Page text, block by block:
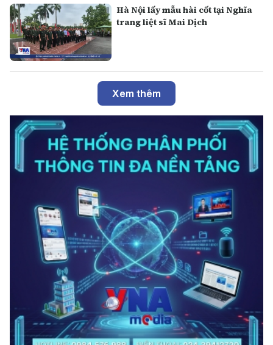
Hà Nội lấy mẫu hài cốt tại Nghĩa
trang liệt sĩ Mai Dịch
Xem thêm